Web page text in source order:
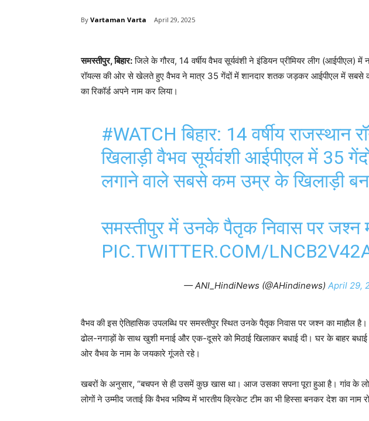
By Vartaman Varta April 29, 2025
समस्तीपुर, बिहार:जिले के गौरव, 14 वर्षीय वैभव सूर्यवंशी ने इंडियन प्रीमियर लीग (आईपीएल) में
रॉयल्स की ओर से खेलते हुए वैभव ने मात्र 35 गेंदों में शानदार शतक जड़कर आईपीएल में सबसे
का रिकॉर्ड अपने नाम कर लिया।
#WATCH बिहार: 14 वर्षीय राजस्थान
खिलाड़ी वैभव सूर्यवंशी आईपीएल में 35
लगाने वाले सबसे कम उम्र के खिलाड़ी
समस्तीपुर में उनके पैतृक निवास पर जश्न
PIC.TWITTER.COM/
— ANI_HindiNews (@AHindinews) April 29,
वैभव की इस ऐतिहासिक उपलब्धि पर समस्तीपुर स्थित उनके पैतृक निवास पर जश्न का माहौल है।
ढोल-नगाड़ों के साथ खुशी मनाई और एक-दूसरे को मिठाई खिलाकर बधाई दी। घर के बाहर बधाई
ओर वैभव के नाम के जयकारे गूंजते रहे।
खबरों के अनुसार, “बचपन से ही उसमें कुछ खास था। आज उसका सपना पूरा हुआ है। गांव के
लोगों ने उम्मीद जताई कि वैभव भविष्य में भारतीय क्रिकेट टीम का भी हिस्सा बनकर देश का नाम